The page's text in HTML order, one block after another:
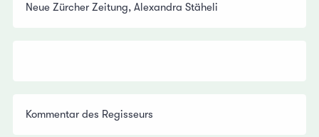
Neue Zürcher Zeitung, Alexandra Stäheli
Kommentar des Regisseurs